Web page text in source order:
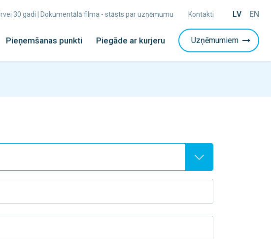
Irvei 30 gadi | Dokumentālā filma - stāsts par uzņēmumu Kontakti LV EN
Pieņemšanas punkti Piegāde ar kurjeru Uzņēmumiem